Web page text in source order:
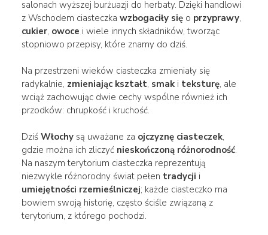
salonach wyższej burżuazji do herbaty. Dzięki handlowi
z Wschodem ciasteczka wzbogaciły sięo przyprawy,
cukier, owoce i wiele innych składników, tworząc
stopniowo przepisy, które znamy do dziś.
Na przestrzeni wieków ciasteczka zmieniały się
radykalnie, zmieniając kształt, smaki teksturę, ale
wciąż zachowując dwie cechy wspólne również ich
przodków: chrupkość i kruchość.
Dziś Włochysą uważane za ojczyznę ciasteczek,
gdzie można ich zliczyć nieskończoną różnorodność.
Na naszym terytorium ciasteczka reprezentują
niezwykle różnorodny świat pełen tradycji i
umiejętności rzemieślniczej; każde ciasteczko ma
bowiem swoją historię, często ściśle związaną z
terytorium, z którego pochodzi.